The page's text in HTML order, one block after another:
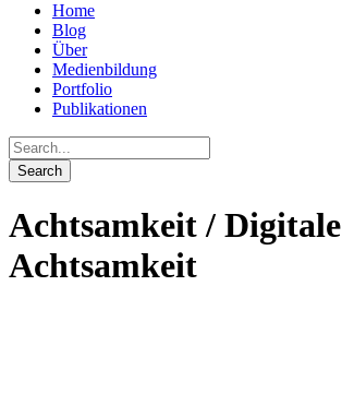
Home
Blog
Über
Medienbildung
Portfolio
Publikationen
Achtsamkeit / Digitale
Achtsamkeit